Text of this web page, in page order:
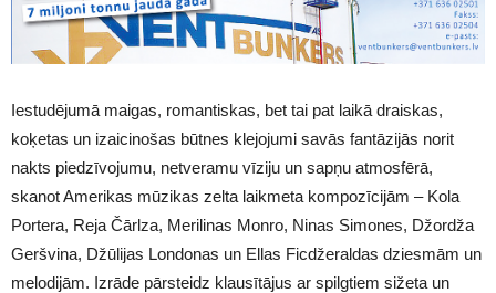
Iestudējumā maigas, romantiskas, bet tai pat laikā draiskas,
koķetas un izaicinošas būtnes klejojumi savās fantāzijās norit
nakts piedzīvojumu, netveramu vīziju un sapņu atmosfērā,
skanot Amerikas mūzikas zelta laikmeta kompozīcijām – Kola
Portera, Reja Čārlza, Merilinas Monro, Ninas Simones, Džordža
Geršvina, Džūlijas Londonas un Ellas Ficdžeraldas dziesmām un
melodijām. Izrāde pārsteidz klausītājus ar spilgtiem sižeta un